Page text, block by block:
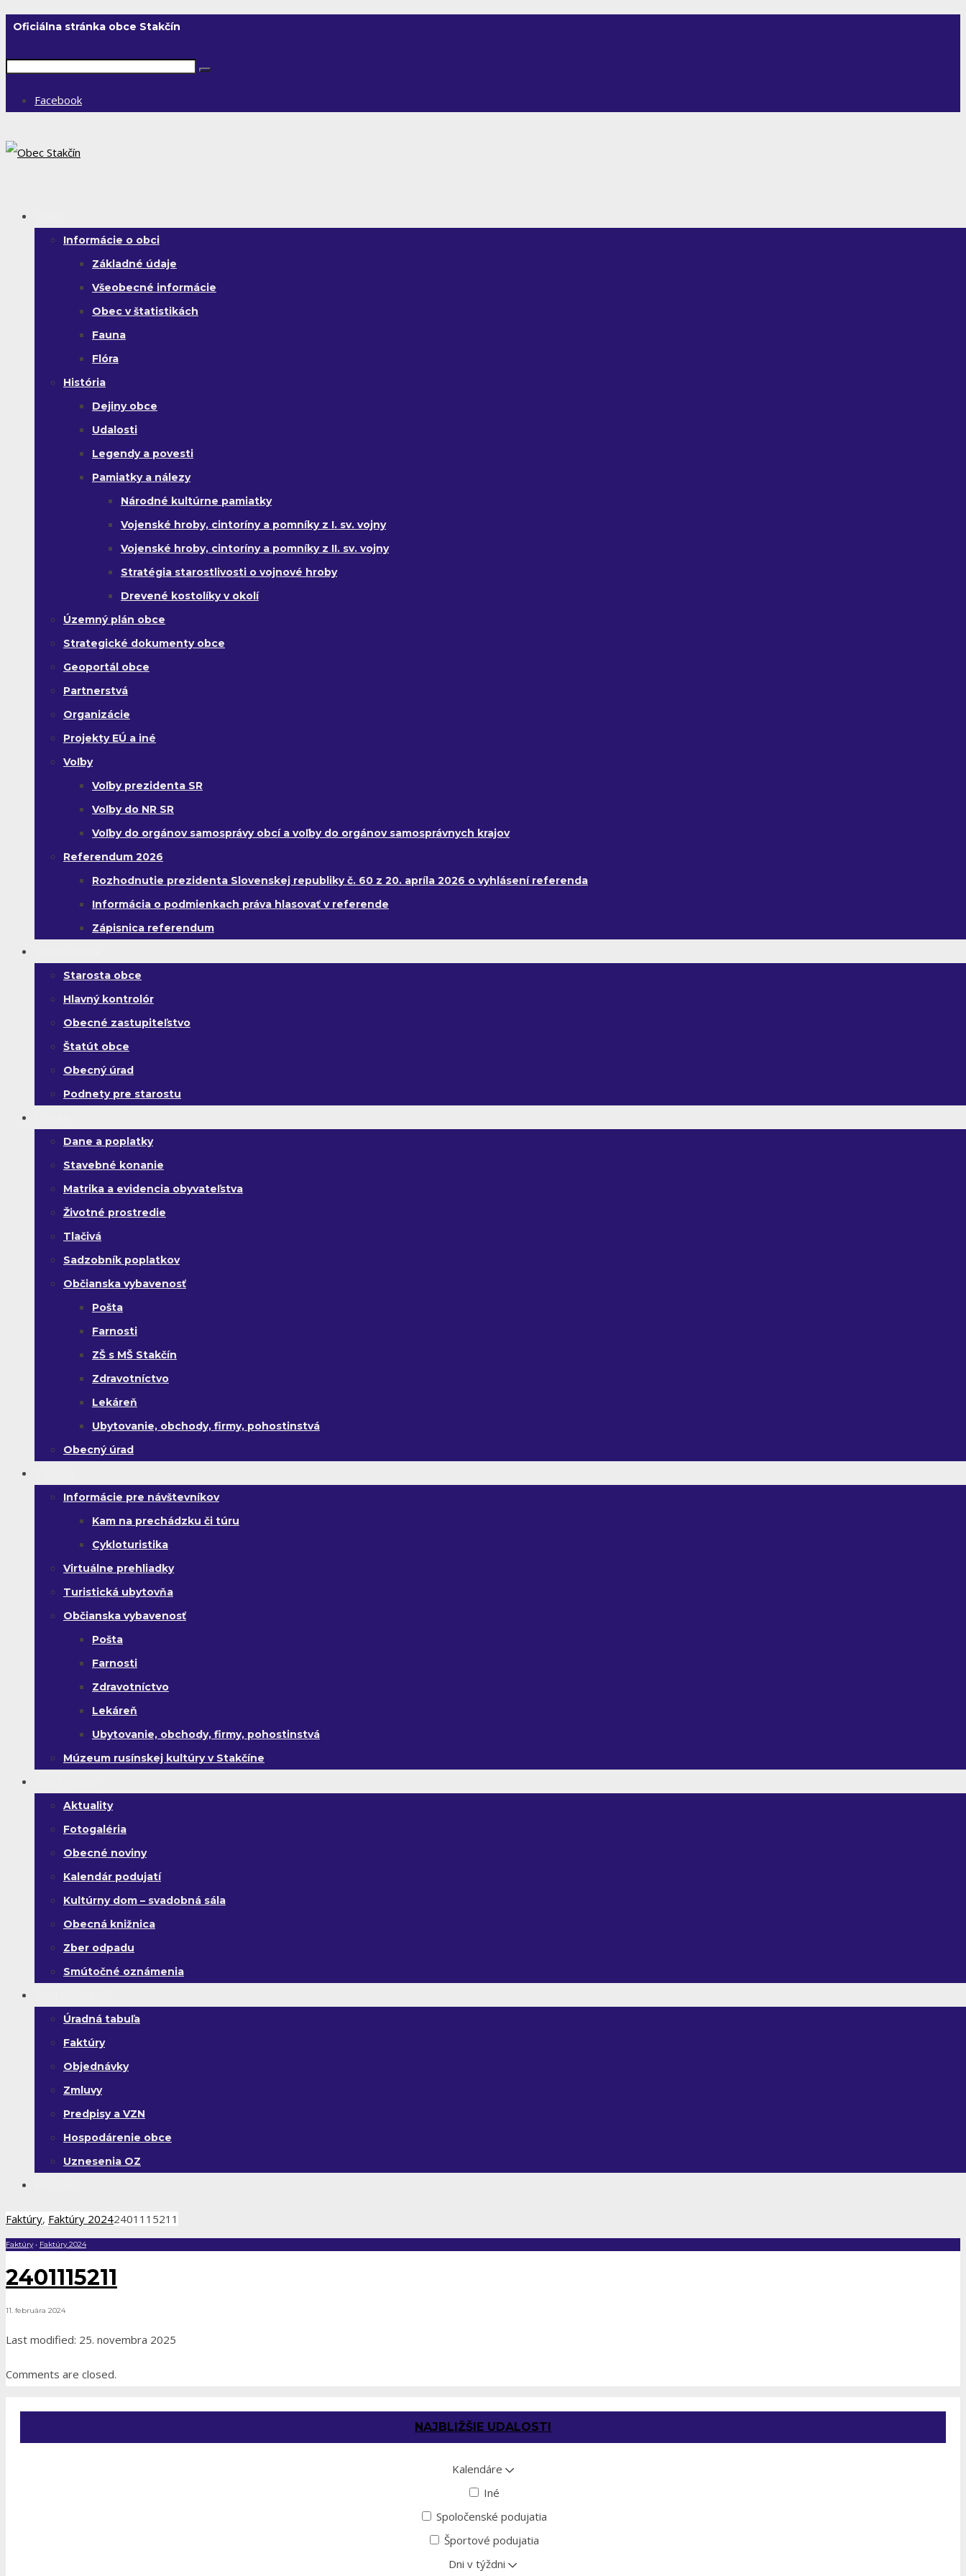
Oficiálna stránka obce Stakčín
Facebook
Informácie o obci
Základné údaje
Všeobecné informácie
Obec v štatistikách
Fauna
Flóra
História
Dejiny obce
Udalosti
Legendy a povesti
Pamiatky a nálezy
Národné kultúrne pamiatky
Vojenské hroby, cintoríny a pomníky z I. sv. vojny
Vojenské hroby, cintoríny a pomníky z II. sv. vojny
Stratégia starostlivosti o vojnové hroby
Drevené kostolíky v okolí
Územný plán obce
Strategické dokumenty obce
Geoportál obce
Partnerstvá
Organizácie
Projekty EÚ a iné
Voľby
Voľby prezidenta SR
Voľby do NR SR
Voľby do orgánov samosprávy obcí a voľby do orgánov samosprávnych krajov
Referendum 2026
Rozhodnutie prezidenta Slovenskej republiky č. 60 z 20. apríla 2026 o vyhlásení referenda
Informácia o podmienkach práva hlasovať v referende
Zápisnica referendum
Starosta obce
Hlavný kontrolór
Obecné zastupiteľstvo
Štatút obce
Obecný úrad
Podnety pre starostu
Dane a poplatky
Stavebné konanie
Matrika a evidencia obyvateľstva
Životné prostredie
Tlačivá
Sadzobník poplatkov
Občianska vybavenosť
Pošta
Farnosti
ZŠ s MŠ Stakčín
Zdravotníctvo
Lekáreň
Ubytovanie, obchody, firmy, pohostinstvá
Obecný úrad
Informácie pre návštevníkov
Kam na prechádzku či túru
Cykloturistika
Virtuálne prehliadky
Turistická ubytovňa
Občianska vybavenosť
Pošta
Farnosti
Zdravotníctvo
Lekáreň
Ubytovanie, obchody, firmy, pohostinstvá
Múzeum rusínskej kultúry v Stakčíne
Aktuality
Fotogaléria
Obecné noviny
Kalendár podujatí
Kultúrny dom – svadobná sála
Obecná knižnica
Zber odpadu
Smútočné oznámenia
Úradná tabuľa
Faktúry
Objednávky
Zmluvy
Predpisy a VZN
Hospodárenie obce
Uznesenia OZ
Faktúry, Faktúry 20242401115211
Faktúry• Faktúry 2024
2401115211
11. februára 2024
Last modified: 25. novembra 2025
Comments are closed.
NAJBLIŽŠIE UDALOSTI
Kalendáre
Iné
Spoločenské podujatia
Športové podujatia
Dni v týždni